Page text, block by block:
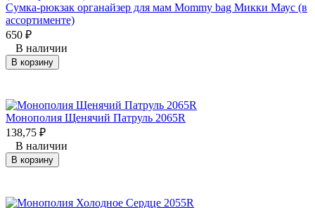
Сумка-рюкзак органайзер для мам Mommy bag Микки Маус (в
ассортименте)
650 ₽
В наличии
В корзину
Монополия Щенячий Патруль 2065R
138,75 ₽
В наличии
В корзину